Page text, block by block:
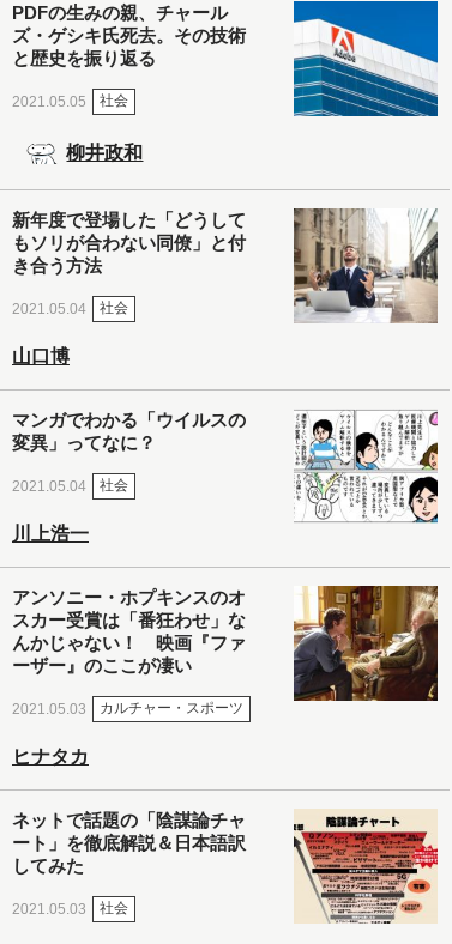
PDFの生みの親、チャール
ズ・ゲシキ氏死去。その技術
と歴史を振り返る
2021.05.05 社会
柳井政和
新年度で登場した「どうして
もソリが合わない同僚」と付
き合う方法
2021.05.04 社会
山口博
マンガでわかる「ウイルスの
変異」ってなに？
2021.05.04 社会
川上浩一
アンソニー・ホプキンスのオ
スカー受賞は「番狂わせ」な
んかじゃない！ 映画『ファ
ーザー』のここが凄い
2021.05.03 カルチャー・スポーツ
ヒナタカ
ネットで話題の「陰謀論チャ
ート」を徹底解説＆日本語訳
してみた
2021.05.03 社会